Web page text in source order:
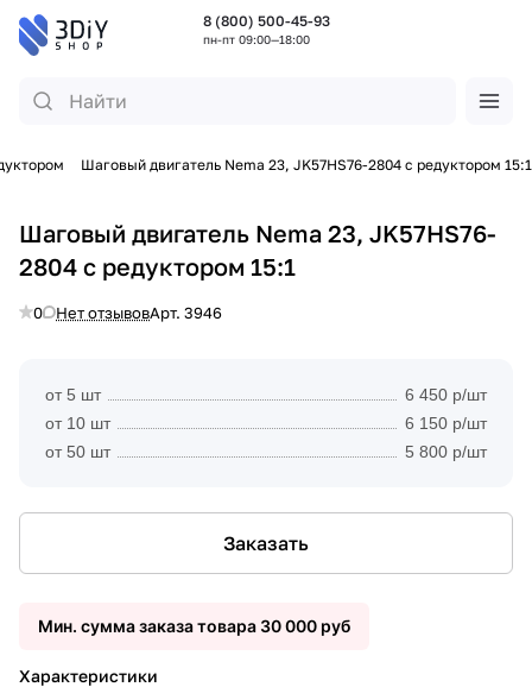
8 (800) 500-45-93
пн-пт 09:00—18:00
Шаговый двигатель Nema 23, JK57HS76-2804 с редуктором 15:1
Шаговый двигатель Nema 23, JK57HS76-
2804 с редуктором 15:1
0 Нет отзывовАрт. 3946
от 5 шт
6 450 р/шт
от 10 шт
6 150 р/шт
от 50 шт
5 800 р/шт
Заказать
Мин. сумма заказа товара 30 000 руб
Характеристики